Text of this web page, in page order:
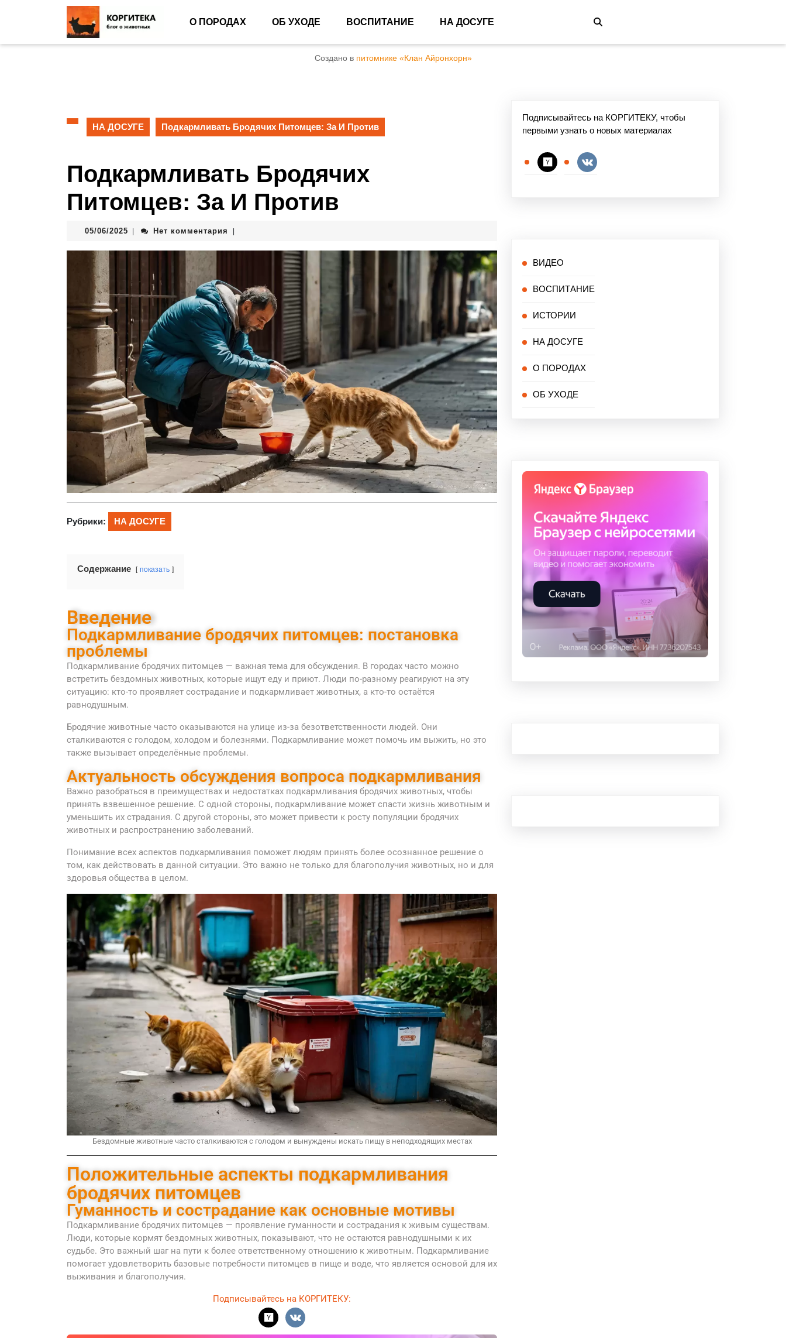
О ПОРОДАХ ОБ УХОДЕ ВОСПИТАНИЕ НА ДОСУГЕ
Создано в питомнике «Клан Айронхорн»
НА ДОСУГЕ Подкармливать Бродячих Питомцев: За И Против
Подкармливать Бродячих
Питомцев: За И Против
05/06/2025 Нет комментария
Рубрики: НА ДОСУГЕ
Содержание показать
Введение
Подкармливание бродячих питомцев: постановка
проблемы
Подкармливание бродячих питомцев — важная тема для обсуждения. В городах часто можно
встретить бездомных животных, которые ищут еду и приют. Люди по-разному реагируют на эту
ситуацию: кто-то проявляет сострадание и подкармливает животных, а кто-то остаётся
равнодушным.
Бродячие животные часто оказываются на улице из-за безответственности людей. Они
сталкиваются с голодом, холодом и болезнями. Подкармливание может помочь им выжить, но это
также вызывает определённые проблемы.
Актуальность обсуждения вопроса подкармливания
Важно разобраться в преимуществах и недостатках подкармливания бродячих животных, чтобы
принять взвешенное решение. С одной стороны, подкармливание может спасти жизнь животным и
уменьшить их страдания. С другой стороны, это может привести к росту популяции бродячих
животных и распространению заболеваний.
Понимание всех аспектов подкармливания поможет людям принять более осознанное решение о
том, как действовать в данной ситуации. Это важно не только для благополучия животных, но и для
здоровья общества в целом.
Бездомные животные часто сталкиваются с голодом и вынуждены искать пищу в неподходящих местах
Положительные аспекты подкармливания
бродячих питомцев
Гуманность и сострадание как основные мотивы
Подкармливание бродячих питомцев — проявление гуманности и сострадания к живым существам.
Люди, которые кормят бездомных животных, показывают, что не остаются равнодушными к их
судьбе. Это важный шаг на пути к более ответственному отношению к животным. Подкармливание
помогает удовлетворить базовые потребности питомцев в пище и воде, что является основой для их
выживания и благополучия.
Подписывайтесь на КОРГИТЕКУ:
Подписывайтесь на КОРГИТЕКУ, чтобы
первыми узнать о новых материалах
ВИДЕО
ВОСПИТАНИЕ
ИСТОРИИ
НА ДОСУГЕ
О ПОРОДАХ
ОБ УХОДЕ